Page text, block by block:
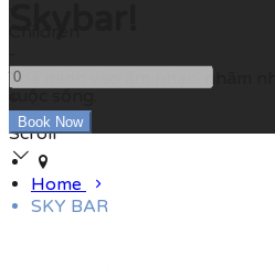
Thả mình vào âm nhạc, nhâm
Scroll
Home
SKY BAR